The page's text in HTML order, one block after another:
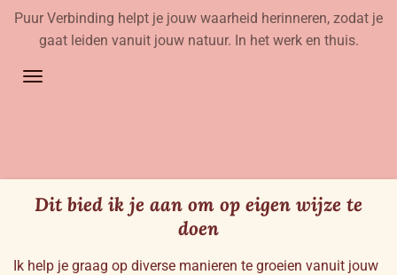
Ga
direct
de
Puur Verbinding helpt je jouw waarheid herinneren, zodat je
gaat leiden vanuit jouw natuur. In het werk en thuis.
Dit bied ik je aan om op eigen wijze te
doen
Ik help je graag op diverse manieren te groeien vanuit jouw